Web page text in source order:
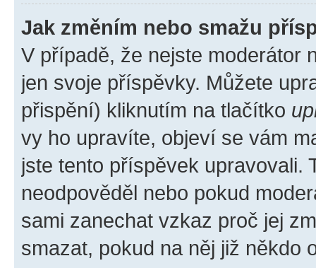
Jak změním nebo smažu
V případě, že nejste moderátor
jen svoje příspěvky. Můžete
přispění) kliknutím na tlačítko
vy ho upravíte, objeví se vám
jste tento příspěvek upravovali.
neodpověděl nebo pokud
sami zanechat vzkaz proč jej
smazat, pokud na něj již někdo